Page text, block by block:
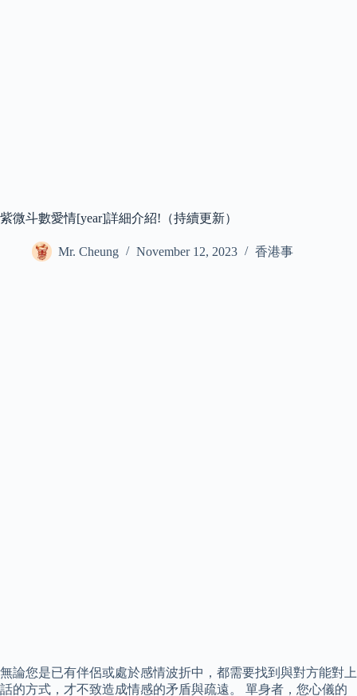
紫微斗數愛情[year]詳細介紹!（持續更新）
Mr. Cheung November 12, 2023 香港事
無論您是已有伴侶或處於感情波折中，都需要找到與對方能對上
話的方式，才不致造成情感的矛盾與疏遠。 單身者，您心儀的